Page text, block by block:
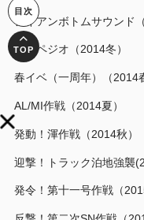
アイアンボトムサウンド
アルペジオ（2014冬）
春イベ（一周年）（2014
AL/MI作戦（2014夏）
発動！渾作戦（2014秋）
迎撃！トラック泊地強襲
発令！第十一号作戦（